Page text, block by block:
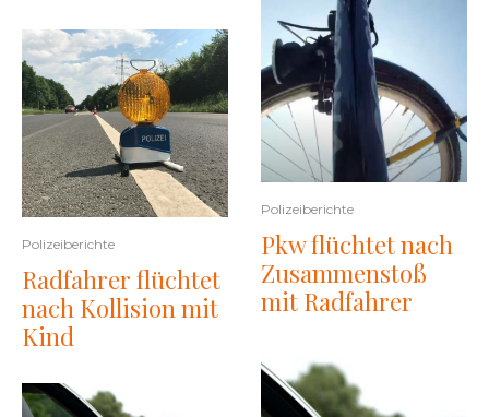
Polizeiberichte
Radfahrer flüchtet
nach Kollision mit
Kind
Polizeiberichte
Pkw flüchtet nach
Zusammenstoß
mit Radfahrer